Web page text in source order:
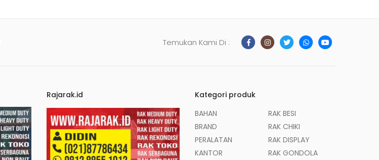
Temukan Kami Di :
Rajarak.id
Kategori produk
BAHAN
BRAND
PERALATAN
KANTOR
RAK BESI
RAK CHIKI
RAK DISPLAY
RAK GONDOLA